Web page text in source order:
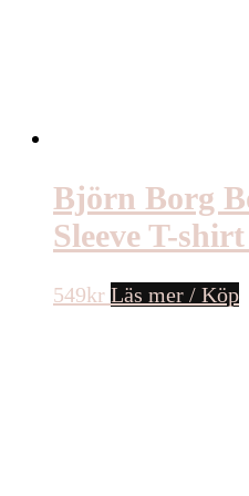
Björn Borg
Sleeve T-
549kr Läs mer / Köp